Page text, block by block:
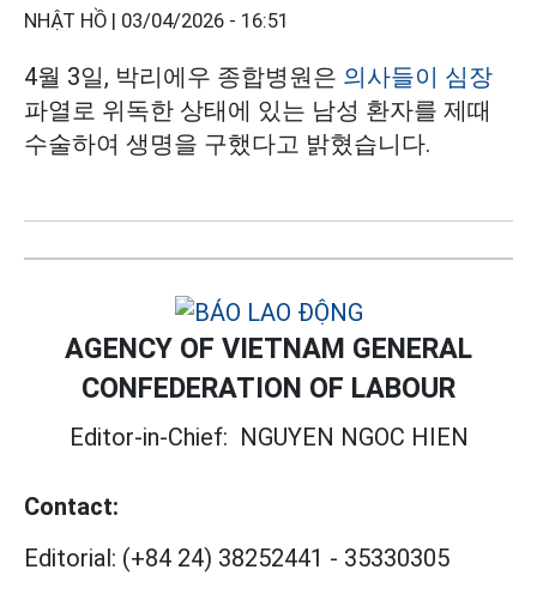
NHẬT HỒ | 03/04/2026 - 16:51
4월 3일, 박리에우 종합병원은 의사들이 심장
파열로 위독한 상태에 있는 남성 환자를 제때
수술하여 생명을 구했다고 밝혔습니다.
AGENCY OF VIETNAM GENERAL
CONFEDERATION OF LABOUR
Editor-in-Chief: NGUYEN NGOC HIEN
Contact:
Editorial: (+84 24) 38252441 - 35330305